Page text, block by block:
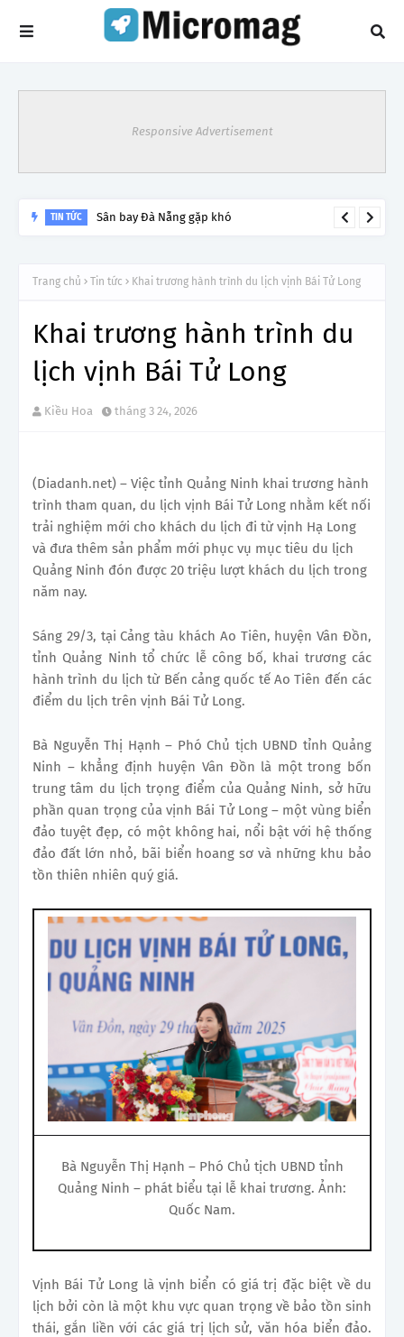
Responsive Advertisement
TIN TỨC Sân bay Đà Nẵng gặp khó
Trang chủ Tin tức Khai trương hành trình du lịch vịnh Bái Tử Long
Khai trương hành trình du
lịch vịnh Bái Tử Long
Kiều Hoa tháng 3 24, 2026
(Diadanh.net) – Việc tỉnh Quảng Ninh khai trương hành
trình tham quan, du lịch vịnh Bái Tử Long nhằm kết nối
trải nghiệm mới cho khách du lịch đi từ vịnh Hạ Long
và đưa thêm sản phẩm mới phục vụ mục tiêu du lịch
Quảng Ninh đón được 20 triệu lượt khách du lịch trong
năm nay.
Sáng 29/3, tại Cảng tàu khách Ao Tiên, huyện Vân Đồn,
tỉnh Quảng Ninh tổ chức lễ công bố, khai trương các
hành trình du lịch từ Bến cảng quốc tế Ao Tiên đến các
điểm du lịch trên vịnh Bái Tử Long.
Bà Nguyễn Thị Hạnh – Phó Chủ tịch UBND tỉnh Quảng
Ninh – khẳng định huyện Vân Đồn là một trong bốn
trung tâm du lịch trọng điểm của Quảng Ninh, sở hữu
phần quan trọng của vịnh Bái Tử Long – một vùng biển
đảo tuyệt đẹp, có một không hai, nổi bật với hệ thống
đảo đất lớn nhỏ, bãi biển hoang sơ và những khu bảo
tồn thiên nhiên quý giá.
Bà Nguyễn Thị Hạnh – Phó Chủ tịch UBND tỉnh
Quảng Ninh – phát biểu tại lễ khai trương. Ảnh:
Quốc Nam.
Vịnh Bái Tử Long là vịnh biển có giá trị đặc biệt về du
lịch bởi còn là một khu vực quan trọng về bảo tồn sinh
thái, gắn liền với các giá trị lịch sử, văn hóa biển đảo.